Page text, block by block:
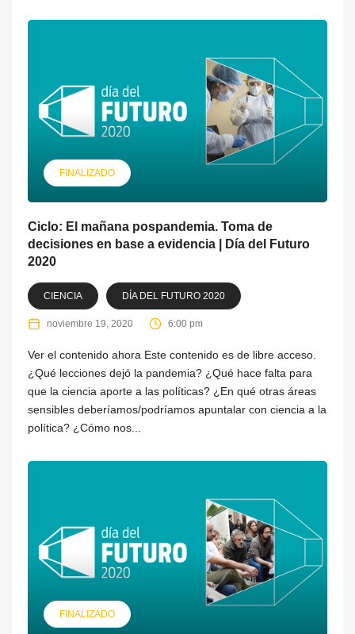
FINALIZADO
Ciclo: El mañana pospandemia. Toma de
decisiones en base a evidencia | Día del Futuro
2020
CIENCIA DÍA DEL FUTURO 2020
noviembre 19, 2020 6:00 pm
Ver el contenido ahora Este contenido es de libre acceso.
¿Qué lecciones dejó la pandemia? ¿Qué hace falta para
que la ciencia aporte a las políticas? ¿En qué otras áreas
sensibles deberíamos/podríamos apuntalar con ciencia a la
política? ¿Cómo nos...
FINALIZADO